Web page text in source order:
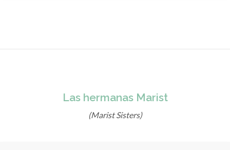
Las hermanas Marist
(Marist Sisters)